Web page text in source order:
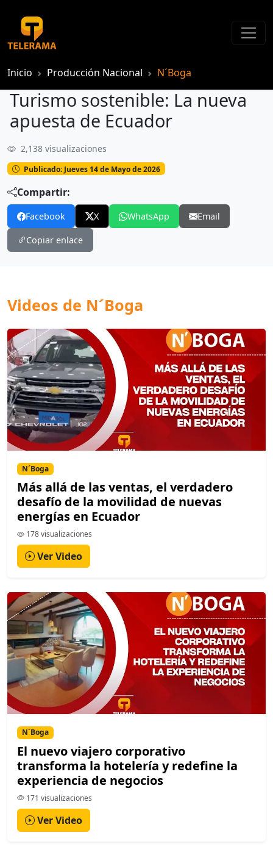
Inicio Producción Nacional N´Boga
Turismo sostenible: La nueva
apuesta de Ecuador
2,138 visualizaciones
Publicado: Jueves 14 de Mayo de 2026
Compartir:
Facebook X WhatsApp Email
Copiar enlace
Videos de N´Boga
N´Boga
Más allá de las ventas, el verdadero
desafío de la movilidad de nuevas
energías en Ecuador
178 visualizaciones
Ver Video
N´Boga
El nuevo viajero corporativo
transforma la hotelería y redefine la
experiencia de negocios
171 visualizaciones
Ver Video